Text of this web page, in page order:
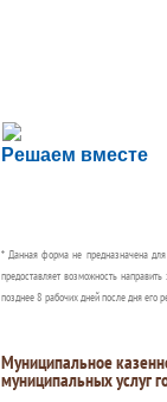
Решаем вместе
Сложности с
Сообщите об этом
* Данная форма не предназначена
предоставляет возможность
позднее 8 рабочих дней после дня его
Муниципальное
муниципальных услуг